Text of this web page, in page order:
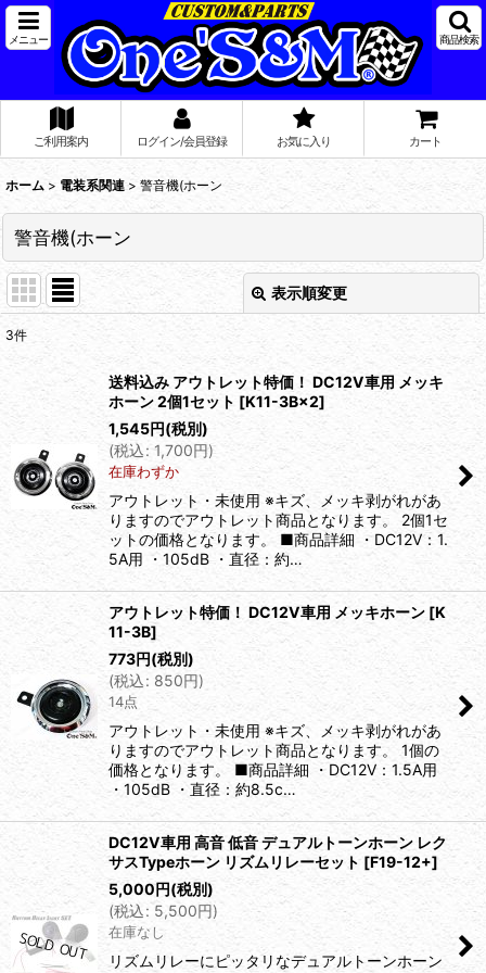
メニュー 商品検索
ご利用案内 ログイン/会員登録 お気に入り カート
ホーム > 電装系関連 > 警音機(ホーン
警音機(ホーン
表示順変更
在庫あり
並び順
絞り込む
3件
送料込み アウトレット特価！ DC12V車用 メッキ
ホーン 2個1セット [K11-3B×2]
1,545円(税別)
(税込: 1,700円)
在庫わずか
アウトレット・未使用 ※キズ、メッキ剥がれがあ
りますのでアウトレット商品となります。 2個1セ
ットの価格となります。 ■商品詳細 ・DC12V：1.
5A用 ・105dB ・直径：約…
アウトレット特価！ DC12V車用 メッキホーン [K
11-3B]
773円(税別)
(税込: 850円)
14点
アウトレット・未使用 ※キズ、メッキ剥がれがあ
りますのでアウトレット商品となります。 1個の
価格となります。 ■商品詳細 ・DC12V：1.5A用
・105dB ・直径：約8.5c…
DC12V車用 高音 低音 デュアルトーンホーン レク
サスTypeホーン リズムリレーセット [F19-12+]
5,000円(税別)
(税込: 5,500円)
在庫なし
リズムリレーにピッタリなデュアルトーンホーン